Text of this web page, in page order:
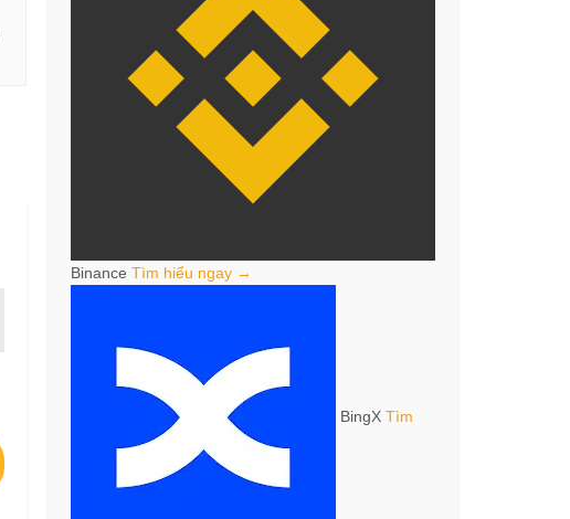
Binance Tìm hiểu ngay →
BingX Tìm